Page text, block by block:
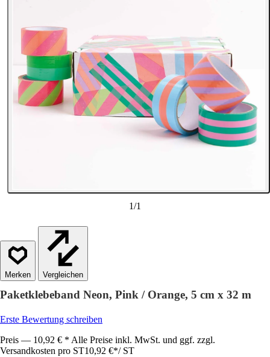
1/1
Vergleichen
Paketklebeband Neon, Pink / Orange, 5 cm x 32 m
Erste Bewertung schreiben
Preis — 10,92 € * Alle Preise inkl. MwSt. und ggf. zzgl.
Versandkosten pro ST10,92 €*/ ST